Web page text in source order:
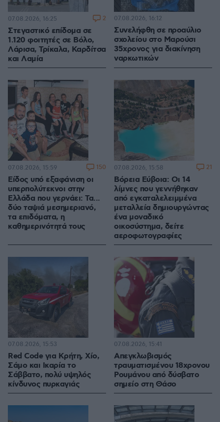
Στεγαστικό επίδομα σε
1.120 φοιτητές σε Βόλο,
Λάρισα, Τρίκαλα, Καρδίτσα
και Λαμία
07.08.2026, 16:25 2
Συνελήφθη σε προαύλιο
σχολείου στο Μαρούσι
35χρονος για διακίνηση
ναρκωτικών
07.08.2026, 16:12
Είδος υπό εξαφάνιση οι
υπερπολύτεκνοι στην
Ελλάδα που γερνάει: Τα...
δύο ταψιά μεσημεριανό,
τα επιδόματα, η
καθημερινότητά τους
07.08.2026, 15:59 150
Βόρεια Εύβοια: Οι 14
λίμνες που γεννήθηκαν
από εγκαταλελειμμένα
μεταλλεία δημιουργώντας
ένα μοναδικό
οικοσύστημα, δείτε
αεροφωτογραφίες
07.08.2026, 15:58 21
Red Code για Κρήτη, Χίο,
Σάμο και Ικαρία το
Σάββατο, πολύ υψηλός
κίνδυνος πυρκαγιάς
07.08.2026, 15:53
Απεγκλωβισμός
τραυματισμένου 18χρονου
Ρουμάνου από δύσβατο
σημείο στη Θάσο
07.08.2026, 15:41